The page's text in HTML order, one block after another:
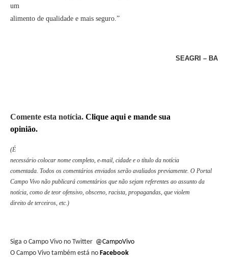
um
alimento de qualidade e mais seguro.”
SEAGRI – BA
Comente esta notícia. Clique aqui e mande sua
opinião.
(É
necessário colocar nome completo, e-mail, cidade e o título da notícia
comentada. Todos os comentários enviados serão avaliados previamente. O Portal
Campo Vivo não publicará comentários que não sejam referentes ao assunto da
notícia, como de teor ofensivo, obsceno, racista, propagandas, que violem
direito de terceiros, etc.)
Siga o Campo Vivo no Twitter @CampoVivo
O Campo Vivo também está no Facebook